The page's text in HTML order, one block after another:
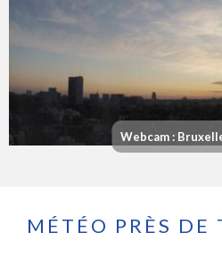
Webcam :
MÉTÉO PRÈS DE